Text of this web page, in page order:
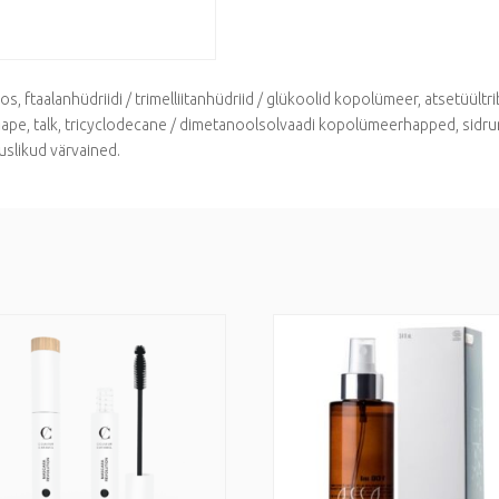
ftaalanhüdriidi / trimelliitanhüdriid / glükoolid kopolümeer,
talk, tricyclodecane / dimetanoolsolvaadi kopolümeerhapped,
värvained.